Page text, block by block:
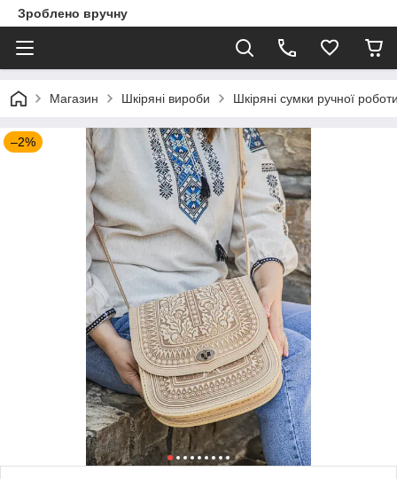
Зроблено вручну
Магазин Шкіряні вироби Шкіряні сумки ручної
–2%